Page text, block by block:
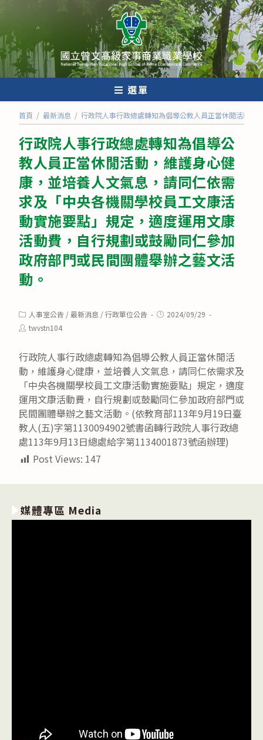
轉
至
主
要
內
選單
首頁 / 最新消息 / 行政院人事行政總處轉知為倡導公教人員正當休閒活動，
行政院人事行政總處轉知為倡導公
教人員正當休閒活動，維護身心健
康，並培養人文氣息，請同仁依需
求及「中央各機關學校員工文康活
動實施要點」規定，適度運用文康
活動費，自行規劃或鼓勵同仁參加
政府部門或民間團體舉辦之藝文活
動。
Post
category:
人事室公告 /最新消息 /行政單位公告
Post2024/09/29
Posttwvstn104
行政院人事行政總處轉知為倡導公教人員正當休閒活
動，維護身心健康，並培養人文氣息，請同仁依需求及
「中央各機關學校員工文康活動實施要點」規定，適度
運用文康活動費，自行規劃或鼓勵同仁參加政府部門或
民間團體舉辦之藝文活動。(依教育部113年9月19日臺
教人(五)字第1130094902號書函轉行政院人事行政總
處113年9月13日總處給字第1134001873號函辦理)
Post Views: 147
媒體專區 Media